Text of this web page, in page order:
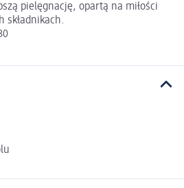
pielęgnację, opartą na miłości
składnikach.